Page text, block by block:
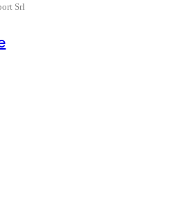
Srl